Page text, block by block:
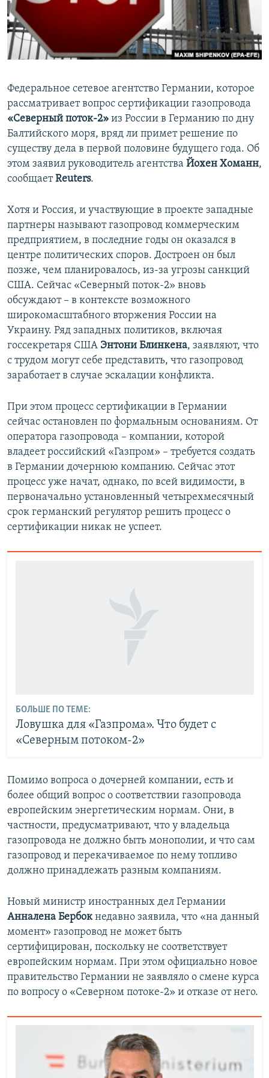
КРЫМ.НЕПОКОРЕННЫЙ
ELIFBE
ПРИСОЕДИНЯЙТЕСЬ!
Все сайты RFE/RL
Федеральное сетевое агентство Германии, которое
рассматривает вопрос сертификации газопровода
«Северный поток-2» из России в Германию по дну
Балтийского моря, вряд ли примет решение по
существу дела в первой половине будущего года. Об
этом заявил руководитель агентства Йохен Хоманн,
сообщаетReuters.
Хотя и Россия, и участвующие в проекте западные
партнеры называют газопровод коммерческим
предприятием, в последние годы он оказался в
центре политических споров. Достроен он был
позже, чем планировалось, из-за угрозы санкций
США. Сейчас «Северный поток-2» вновь
обсуждают – в контексте возможного
широкомасштабного вторжения России на
Украину. Ряд западных политиков, включая
госсекретаря США Энтони Блинкена, заявляют, что
с трудом могут себе представить, что газопровод
заработает в случае эскалации конфликта.
При этом процесс сертификации в Германии
сейчас остановлен по формальным основаниям. От
оператора газопровода – компании, которой
владеет российский «Газпром» – требуется создать
в Германии дочернюю компанию. Сейчас этот
процесс уже начат, однако, по всей видимости, в
первоначально установленный четырехмесячный
срок германский регулятор решить процесс о
сертификации никак не успеет.
БОЛЬШЕ ПО ТЕМЕ:
Ловушка для «Газпрома». Что будет с
«Северным потоком-2»
Помимо вопроса о дочерней компании, есть и
более общий вопрос о соответствии газопровода
европейским энергетическим нормам. Они, в
частности, предусматривают, что у владельца
газопровода не должно быть монополии, и что сам
газопровод и перекачиваемое по нему топливо
должно принадлежать разным компаниям.
Новый министр иностранных дел Германии
Анналена Бербокнедавно заявила, что «на данный
момент» газопровод не может быть
сертифицирован, поскольку не соответствует
европейским нормам. При этом официально новое
правительство Германии не заявляло о смене курса
по вопросу о «Северном потоке-2» и отказе от него.